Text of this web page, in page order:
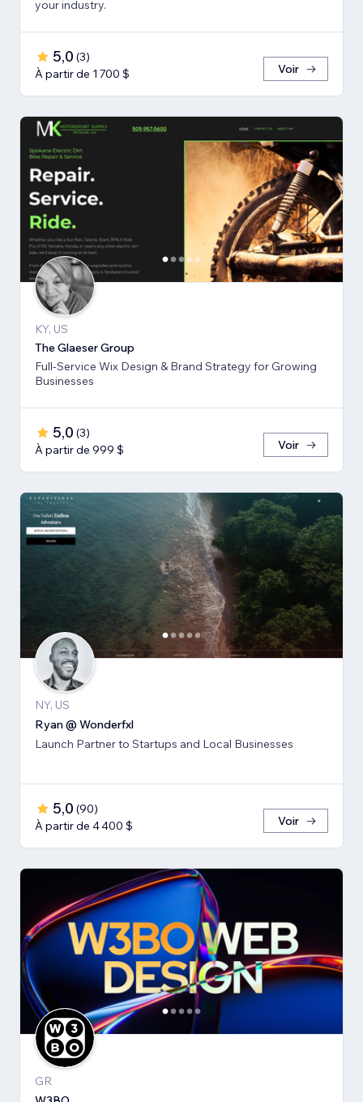
your industry.
5,0 (3)
À partir de 1 700 $
Voir
KY, US
The Glaeser Group
Full-Service Wix Design & Brand Strategy for Growing
Businesses
5,0 (3)
À partir de 999 $
Voir
NY, US
Ryan @ Wonderfxl
Launch Partner to Startups and Local Businesses
5,0 (90)
À partir de 4 400 $
Voir
GR